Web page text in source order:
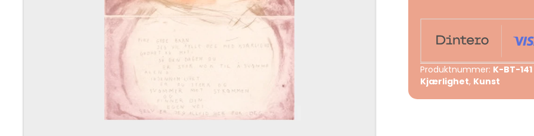
antall
Produktnummer: K-BT-141
Kjærlighet, Kunst